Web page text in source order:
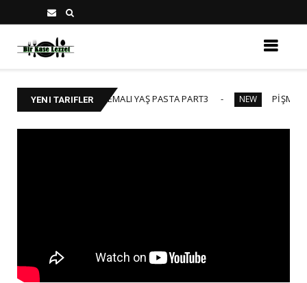
YENI TARIFLER
DOKTOR TEMALI YAŞ PASTA PART3 NEW PİŞMEYEN